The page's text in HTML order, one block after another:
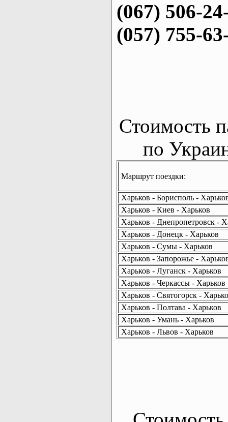
(067) 506-
(057) 755-
Стоимость
по
Маршрут поездки:
Харьков - Борисполь -
Харьков - Киев - Харьков
Харьков - Днепропетровск -
Харьков - Донецк - Харьков
Харьков - Сумы - Харьков
Харьков - Запорожье -
Харьков - Луганск - Харьков
Харьков - Черкассы - Харьков
Харьков - Святогорск -
Харьков - Полтава - Харьков
Харьков - Умань - Харьков
Харьков - Львов - Харьков